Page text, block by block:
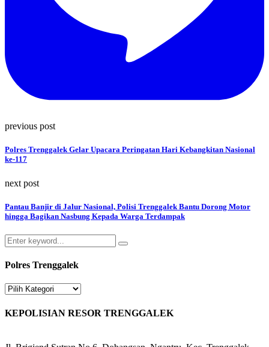
previous post
Polres Trenggalek Gelar Upacara Peringatan Hari Kebangkitan Nasional
ke-117
next post
Pantau Banjir di Jalur Nasional, Polisi Trenggalek Bantu Dorong Motor
hingga Bagikan Nasbung Kepada Warga Terdampak
Search
for:
Search
Polres Trenggalek
Polres
KEPOLISIAN RESOR TRENGGALEK